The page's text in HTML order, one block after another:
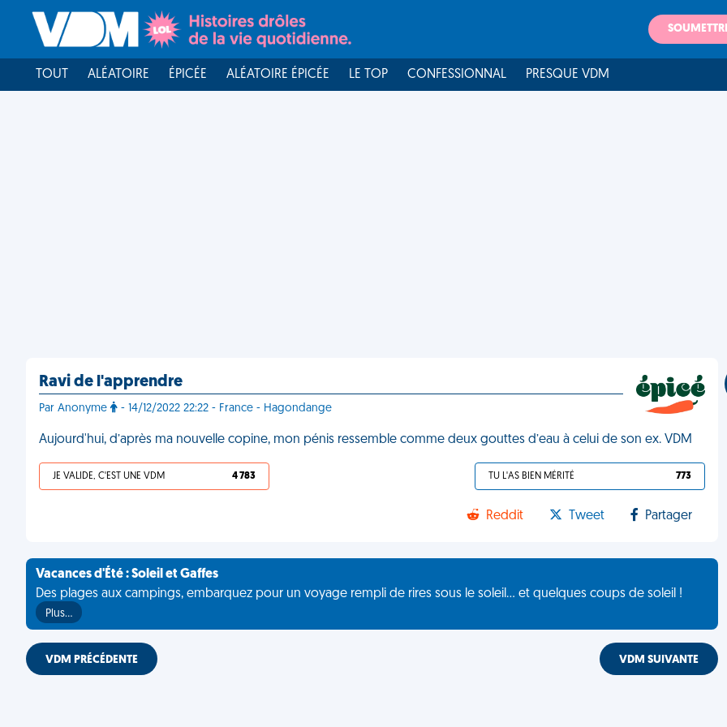
TOUT ALÉATOIRE ÉPICÉE ALÉATOIRE ÉPICÉE LE TOP CONFESSIONNAL PRESQUE VDM
Ravi de l'apprendre
Par Anonyme - 14/12/2022 22:22 - France - Hagondange
Aujourd'hui, d’après ma nouvelle copine, mon pénis ressemble comme deux gouttes d’eau à celui de son ex. VDM
JE VALIDE, C'EST UNE VDM 4 783 TU L'AS BIEN MÉRITÉ 773
Reddit Tweet Partager
Vacances d'Été : Soleil et Gaffes
Des plages aux campings, embarquez pour un voyage rempli de rires sous le soleil... et quelques coups de soleil !
Plus…
VDM PRÉCÉDENTE VDM SUIVANTE